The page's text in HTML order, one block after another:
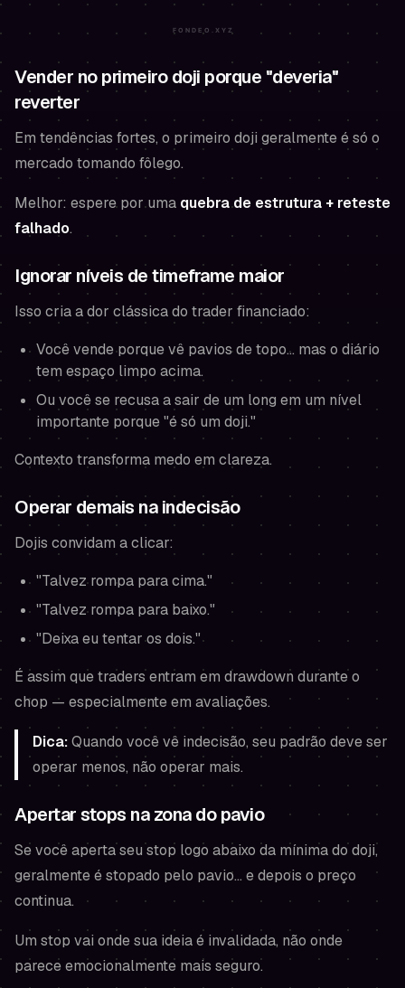
Vender no primeiro doji porque "deveria"
reverter
Em tendências fortes, o primeiro doji geralmente é só o
mercado tomando fôlego.
Melhor: espere por uma quebra de estrutura + reteste
falhado.
Ignorar níveis de timeframe maior
Isso cria a dor clássica do trader financiado:
Você vende porque vê pavios de topo… mas o diário
tem espaço limpo acima.
Ou você se recusa a sair de um long em um nível
importante porque "é só um doji."
Contexto transforma medo em clareza.
Operar demais na indecisão
Dojis convidam a clicar:
"Talvez rompa para cima."
"Talvez rompa para baixo."
"Deixa eu tentar os dois."
É assim que traders entram em drawdown durante o
chop — especialmente em avaliações.
Dica:Quando você vê indecisão, seu padrão deve ser
operar menos, não operar mais.
Apertar stops na zona do pavio
Se você aperta seu stop logo abaixo da mínima do doji,
geralmente é stopado pelo pavio… e depois o preço
continua.
Um stop vai onde sua ideia é invalidada, não onde
parece emocionalmente mais seguro.